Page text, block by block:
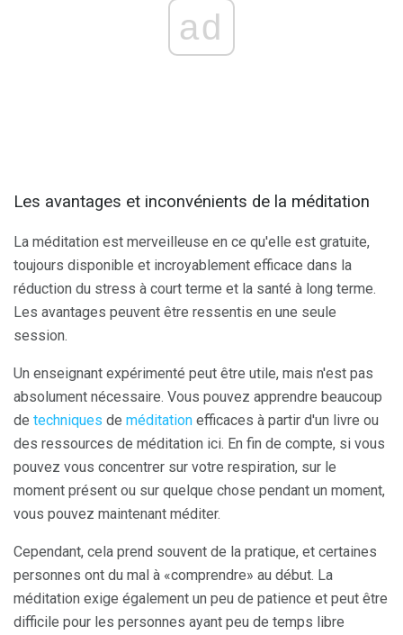
ad
Les avantages et inconvénients de la méditation
La méditation est merveilleuse en ce qu'elle est gratuite,
toujours disponible et incroyablement efficace dans la
réduction du stress à court terme et la santé à long terme.
Les avantages peuvent être ressentis en une seule
session.
Un enseignant expérimenté peut être utile, mais n'est pas
absolument nécessaire. Vous pouvez apprendre beaucoup
de techniques de méditation efficaces à partir d'un livre ou
des ressources de méditation ici. En fin de compte, si vous
pouvez vous concentrer sur votre respiration, sur le
moment présent ou sur quelque chose pendant un moment,
vous pouvez maintenant méditer.
Cependant, cela prend souvent de la pratique, et certaines
personnes ont du mal à «comprendre» au début. La
méditation exige également un peu de patience et peut être
difficile pour les personnes ayant peu de temps libre